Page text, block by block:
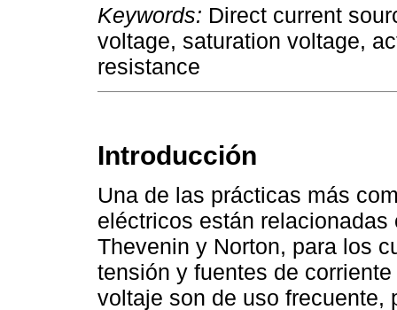
Keywords: Direct current
voltage, saturation voltage,
resistance
Introducción
Una de las prácticas más
eléctricos están
Thevenin y Norton, para los
tensión y fuentes de
voltaje son de uso frecuente,